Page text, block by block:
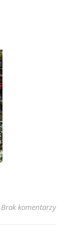
Brak komentarzy